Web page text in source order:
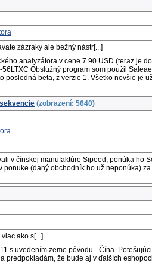
zázraky ale bežný nástr[...]
analyzátora v cene 7.90 USD (teraz je
Obslužný program som použil
beta, z verzie 1. Všetko novšie je
(zobrazení: 5640)
v čínskej manufaktúre Sipeed, ponúka ho
(daný obchodník ho už neponúka)
ako s[...]
s uvedením zeme pôvodu - Čína.
že bude aj v ďalších